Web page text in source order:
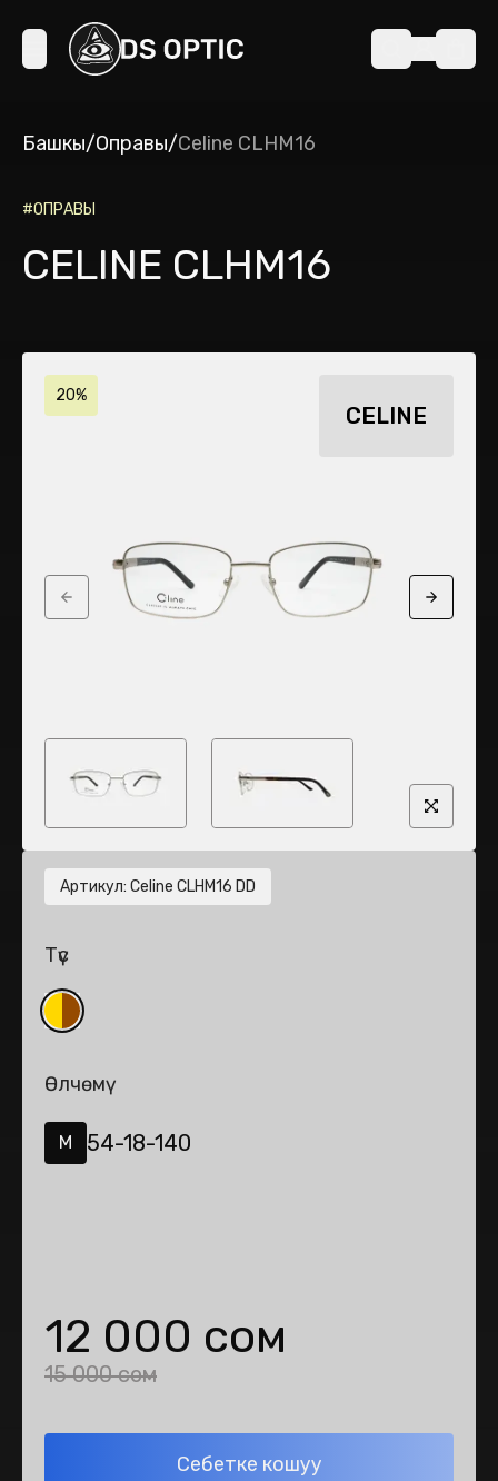
Башкы/Оправы/Celine CLHM16
#ОПРАВЫ
CELINE CLHM16
20%
CELINE
Previous slide Next
Артикул: Celine CLHM16 DD
Түс
Өлчөмү
M 54-18-140
12 000 сом
15 000 сом
Себетке кошуу